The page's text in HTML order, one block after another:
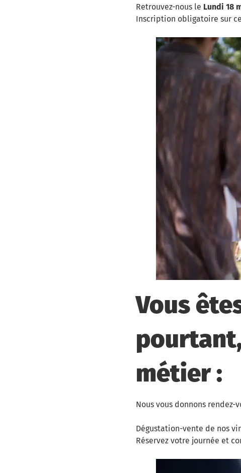
Retrouvez-nous le Lundi 18
Inscription obligatoire sur ce
Vous
métier :
Nous vous donnons rendez-
Dégustation-vente de nos
Réservez votre journée et